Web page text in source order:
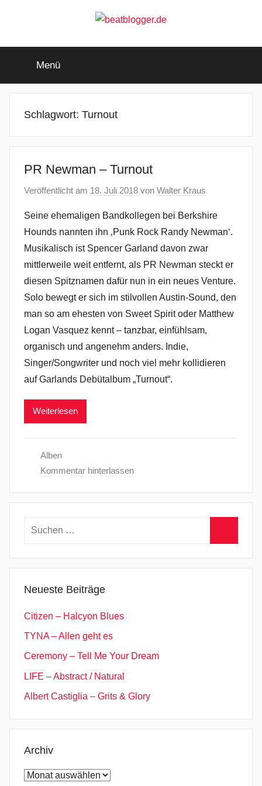
beatblogger.de
beat
goes
Menü
Schlagwort: Turnout
PR Newman – Turnout
Veröffentlicht am 18. Juli 2018 von Walter Kraus
Seine ehemaligen Bandkollegen bei Berkshire
Hounds nannten ihn ‚Punk Rock Randy Newman‘.
Musikalisch ist Spencer Garland davon zwar
mittlerweile weit entfernt, als PR Newman steckt er
diesen Spitznamen dafür nun in ein neues Venture.
Solo bewegt er sich im stilvollen Austin-Sound, den
man so am ehesten von Sweet Spirit oder Matthew
Logan Vasquez kennt – tanzbar, einfühlsam,
organisch und angenehm anders. Indie,
Singer/Songwriter und noch viel mehr kollidieren
auf Garlands Debütalbum „Turnout“.
Weiterlesen
Alben
Kommentar hinterlassen
Suchen
Neueste Beiträge
Citizen – Halcyon Blues
TYNA – Allen geht es
Ceremony – Tell Me Your Dream
LIFE – Abstract / Natural
Albert Castiglia – Grits & Glory
Archiv
Archiv